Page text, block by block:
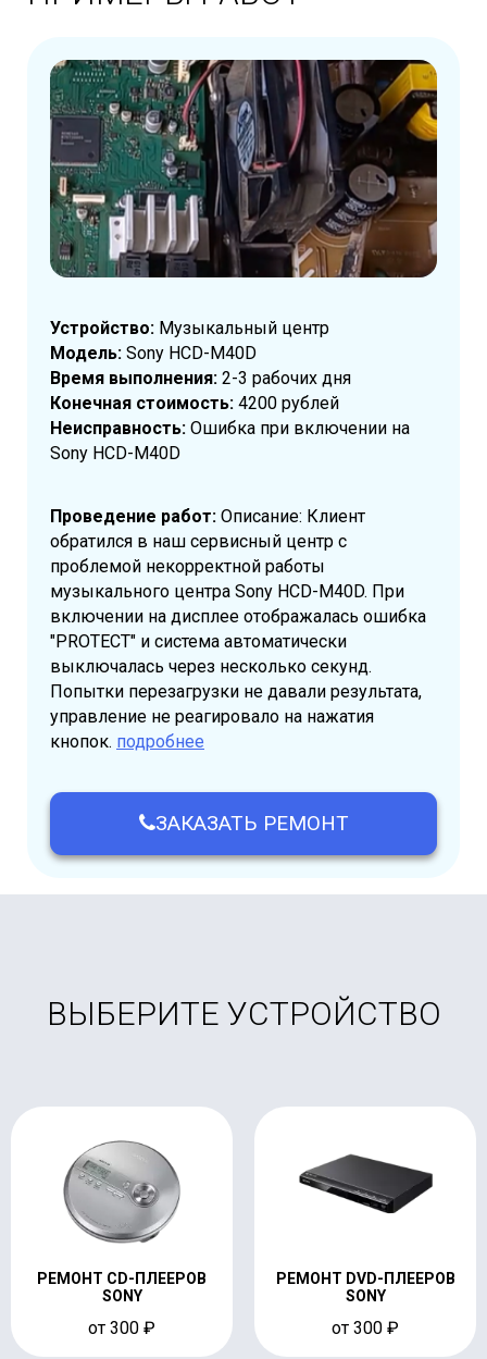
Устройство: Музыкальный центр
Модель: Sony HCD-M40D
Время выполнения: 2-3 рабочих дня
Конечная стоимость: 4200 рублей
Неисправность: Ошибка при включении на
Sony HCD-M40D
Проведение работ: Описание: Клиент
обратился в наш сервисный центр с
проблемой некорректной работы
музыкального центра Sony HCD-M40D. При
включении на дисплее отображалась ошибка
"PROTECT" и система автоматически
выключалась через несколько секунд.
Попытки перезагрузки не давали результата,
управление не реагировало на нажатия
кнопок. подробнее
ЗАКАЗАТЬ РЕМОНТ
ВЫБЕРИТЕ УСТРОЙСТВО
РЕМОНТ CD-ПЛЕЕРОВ
SONY
от 300 ₽
РЕМОНТ DVD-ПЛЕЕРОВ
SONY
от 300 ₽